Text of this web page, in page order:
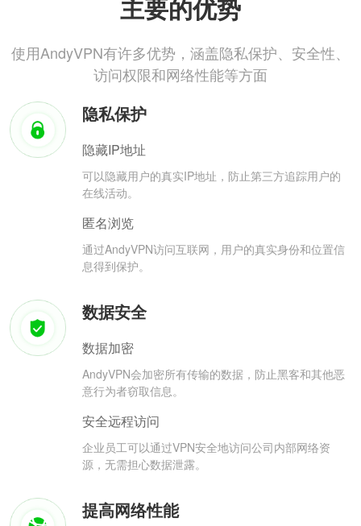
主要的优势
使用AndyVPN有许多优势，涵盖隐私保护、安全性、
访问权限和网络性能等方面
隐私保护
隐藏IP地址
可以隐藏用户的真实IP地址，防止第三方追踪用户的
在线活动。
匿名浏览
通过AndyVPN访问互联网，用户的真实身份和位置信
息得到保护。
数据安全
数据加密
AndyVPN会加密所有传输的数据，防止黑客和其他恶
意行为者窃取信息。
安全远程访问
企业员工可以通过VPN安全地访问公司内部网络资
源，无需担心数据泄露。
提高网络性能